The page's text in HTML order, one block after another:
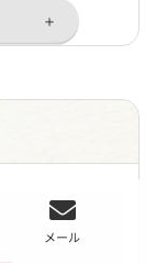
メール